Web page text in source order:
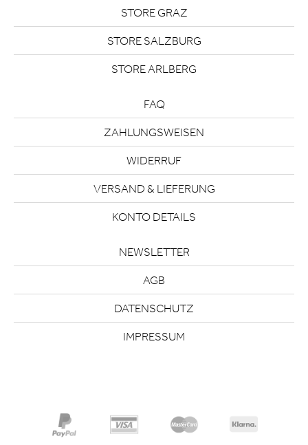
STORE GRAZ
STORE SALZBURG
STORE ARLBERG
FAQ
ZAHLUNGSWEISEN
WIDERRUF
VERSAND & LIEFERUNG
KONTO DETAILS
NEWSLETTER
AGB
DATENSCHUTZ
IMPRESSUM